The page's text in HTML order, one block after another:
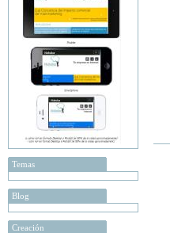
Temas
Blog
Creación